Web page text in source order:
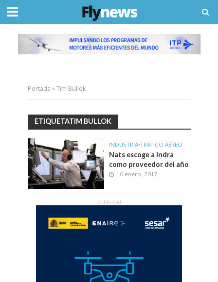
Portada »Tim Bullok
ETIQUETATIM BULLOK
INDUSTRIA•TRAFICO AÉREO
Nats escoge a Indra
como proveedor del año
10 enero, 2017